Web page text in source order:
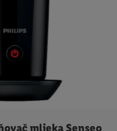
mlieka Senseo